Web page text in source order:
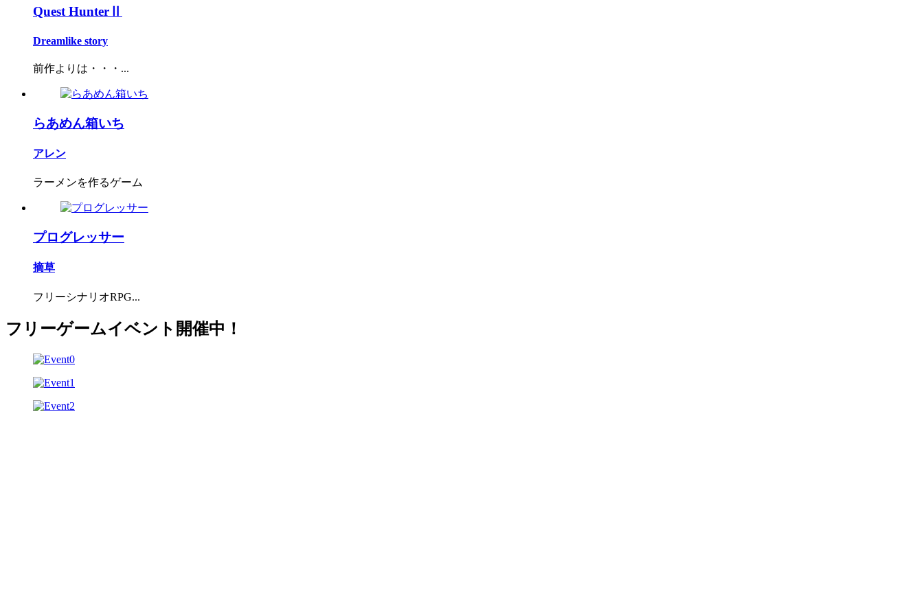
Quest HunterⅡ
Dreamlike story
前作よりは・・・...
らあめん箱いち
アレン
ラーメンを作るゲーム
プログレッサー
摘草
フリーシナリオRPG...
フリーゲームイベント開催中！